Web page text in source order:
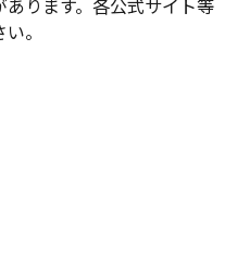
ります。各公式サイト等
。